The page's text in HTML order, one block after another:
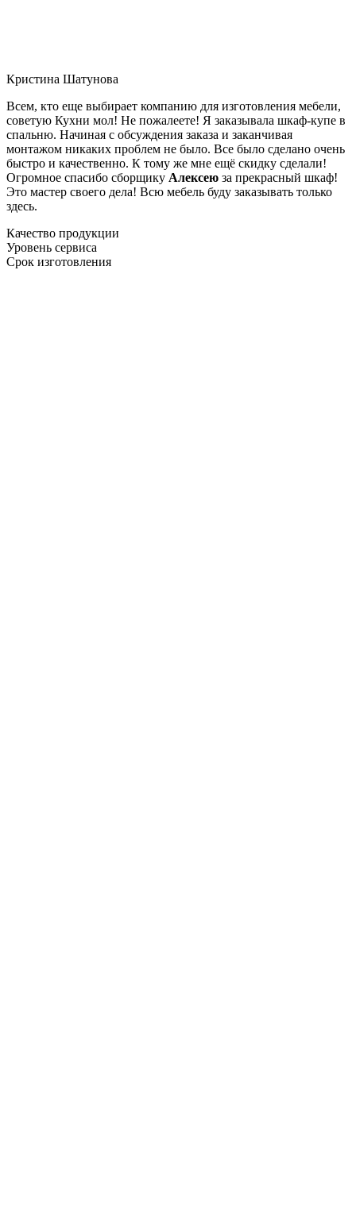
Кристина Шатунова
Всем, кто еще выбирает компанию для изготовления мебели,
советую Кухни мол! Не пожалеете! Я заказывала шкаф-купе в
спальню. Начиная с обсуждения заказа и заканчивая
монтажом никаких проблем не было. Все было сделано очень
быстро и качественно. К тому же мне ещё скидку сделали!
Огромное спасибо сборщику Алексею за прекрасный шкаф!
Это мастер своего дела! Всю мебель буду заказывать только
здесь.
Качество продукции
Уровень сервиса
Срок изготовления